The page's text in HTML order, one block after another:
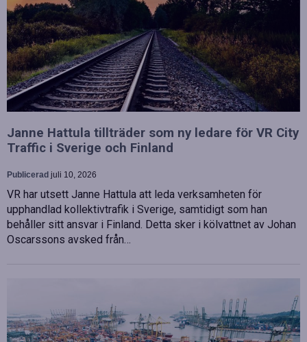
Janne Hattula tillträder som ny ledare för VR City
Traffic i Sverige och Finland
Publicerad juli 10, 2026
VR har utsett Janne Hattula att leda verksamheten för
upphandlad kollektivtrafik i Sverige, samtidigt som han
behåller sitt ansvar i Finland. Detta sker i kölvattnet av Johan
Oscarssons avsked från…